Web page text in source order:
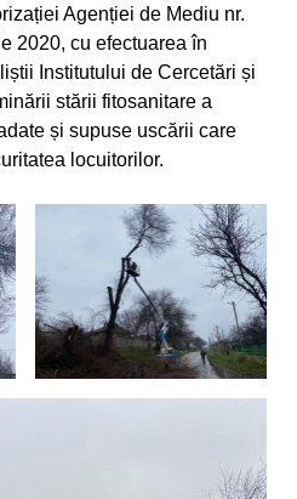
Agenției de Mediu nr.
2020, cu efectuarea în
Institutului de Cercetări și
stării fitosanitare a
și supuse uscării care
locuitorilor.